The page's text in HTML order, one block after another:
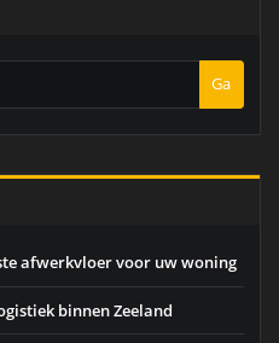
Ga
afwerkvloer voor uw woning
binnen Zeeland